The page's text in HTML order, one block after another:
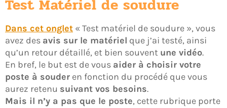
Test Matériel de soudure
Dans cet onglet « Test matériel de soudure », vous
avez des avis sur le matériel que j’ai testé, ainsi
qu’un retour détaillé, et bien souvent une vidéo.
En bref, le but est de vous aider à choisir votre
poste à souder en fonction du procédé que vous
aurez retenu suivant vos besoins.
Mais il n’y a pas que le poste, cette rubrique porte